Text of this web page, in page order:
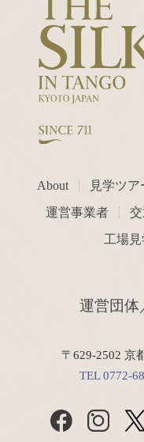
About 見学ツア
運営事業者
工場
運営団体
〒629-2502 京
TEL 0772-